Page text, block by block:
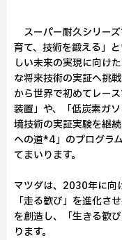
スーパー耐久シリー
育て、技術を鍛える」
しい未来の実現に向け
な将来技術の実証へ挑
から世界で初めてレー
装置」や、「低炭素ガ
境技術の実証実験を継
への道*4」のプログラ
てまいります。
マツダは、2030年に向
「走る歓び」を進化さ
を創造し、「生きる歓
ります。